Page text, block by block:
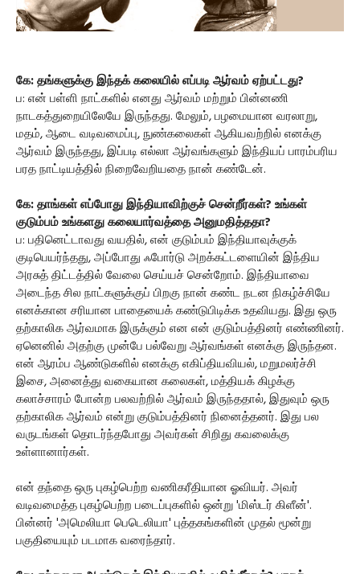
கே: தங்களுக்கு இந்தக் கலையில் எப்படி ஆர்வம் ஏற்பட்டது?
ப: என் பள்ளி நாட்களில் எனது ஆர்வம் மற்றும் பின்னணி
நாடகத்துறையிலேயே இருந்தது. மேலும், பழமையான வரலாறு,
மதம், ஆடை வடிவமைப்பு, நுண்கலைகள் ஆகியவற்றில் எனக்கு
ஆர்வம் இருந்தது, இப்படி எல்லா ஆர்வங்களும் இந்தியப் பாரம்பரிய
பரத நாட்டியத்தில் நிறைவேறியதை நான் கண்டேன்.
கே: தாங்கள் எப்போது இந்தியாவிற்குச் சென்றீர்கள்? உங்கள்
குடும்பம் உங்களது கலையார்வத்தை அனுமதித்ததா?
ப: பதினெட்டாவது வயதில், என் குடும்பம் இந்தியாவுக்குக்
குடிபெயர்ந்தது, அப்போது ஃபோர்டு அறக்கட்டளையின் இந்திய
அரசுத் திட்டத்தில் வேலை செய்யச் சென்றோம். இந்தியாவை
அடைந்த சில நாட்களுக்குப் பிறகு நான் கண்ட நடன நிகழ்ச்சியே
எனக்கான சரியான பாதையைக் கண்டுபிடிக்க உதவியது. இது ஒரு
தற்காலிக ஆர்வமாக இருக்கும் என என் குடும்பத்தினர் எண்ணினர்.
ஏனெனில் அதற்கு முன்பே பல்வேறு ஆர்வங்கள் எனக்கு இருந்தன.
என் ஆரம்ப ஆண்டுகளில் எனக்கு எகிப்தியவியல், மறுமலர்ச்சி
இசை, அனைத்து வகையான கலைகள், மத்தியக் கிழக்கு
கலாச்சாரம் போன்ற பலவற்றில் ஆர்வம் இருந்ததால், இதுவும் ஒரு
தற்காலிக ஆர்வம் என்று குடும்பத்தினர் நினைத்தனர். இது பல
வருடங்கள் தொடர்ந்தபோது அவர்கள் சிறிது கவலைக்கு
உள்ளானார்கள்.
என் தந்தை ஒரு புகழ்பெற்ற வணிகரீதியான ஓவியர். அவர்
வடிவமைத்த புகழ்பெற்ற படைப்புகளில் ஒன்று 'மிஸ்டர் கிளீன்'.
பின்னர் 'அமெலியா பெடெலியா' புத்தகங்களின் முதல் மூன்று
பகுதியையும் படமாக வரைந்தார்.